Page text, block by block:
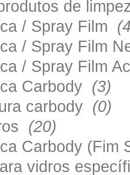
de
/ Spray Film
/ Spray Film
/ Spray Film
Carbody (3)
carbody (0)
(20)
Carbody
vidros